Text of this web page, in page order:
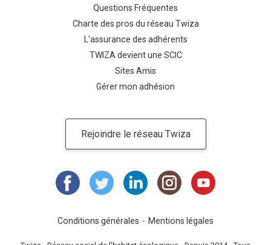
Questions Fréquentes
Charte des pros du réseau Twiza
L'assurance des adhérents
TWIZA devient une SCIC
Sites Amis
Gérer mon adhésion
Rejoindre le réseau Twiza
Conditions générales Mentions légales